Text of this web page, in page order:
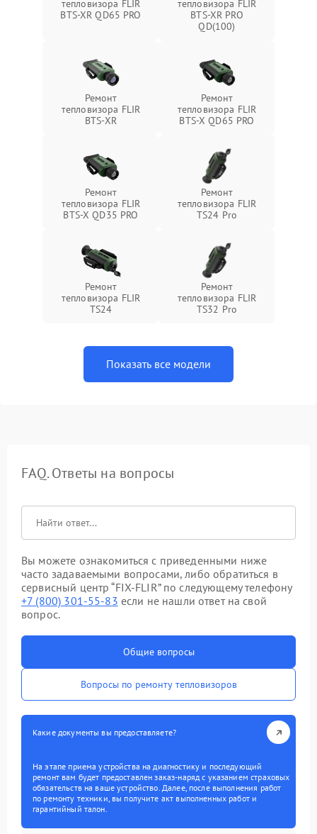
тепловизора FLIR
BTS-XR QD65 PRO
тепловизора FLIR
BTS-XR PRO
QD(100)
Ремонт
тепловизора FLIR
BTS-XR
Ремонт
тепловизора FLIR
BTS-X QD65 PRO
Ремонт
тепловизора FLIR
BTS-X QD35 PRO
Ремонт
тепловизора FLIR
TS24 Pro
Ремонт
тепловизора FLIR
TS24
Ремонт
тепловизора FLIR
TS32 Pro
Показать все модели
FAQ. Ответы на вопросы
Вы можете ознакомиться с приведенными ниже
часто задаваемыми вопросами, либо обратиться в
сервисный центр “FIX-FLIR” по следующему телефону
+7 (800) 301-55-83 если не нашли ответ на свой
вопрос.
Общие вопросы
Вопросы по ремонту тепловизоров
Какие документы вы предоставляете?
На этапе приема устройства на диагностику и последующий
ремонт вам будет предоставлен заказ-наряд с указанием страховых
обязательств на ваше устройство. Далее, после выполнения работ
по ремонту техники, вы получите акт выполненных работ и
гарантийный талон.